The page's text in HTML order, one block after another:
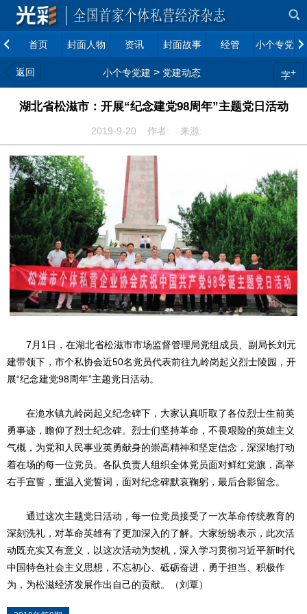
首页 封面人物 资讯 封面故事 经管 小个专党建
返回 小个专党建 > 党建动态 字+
湖北省松滋市：开展“纪念建党98周年”主题党日活动
2019-9-20 作者: 来源:
7月1日，在湖北省松滋市市场监督管理局党组成员、副局长刘元
建带领下，市个私协会近50名党员代表前往九岭岗起义烈士陵园，开
展“纪念建党98周年”主题党日活动。
在洈水镇九岭岗起义纪念碑下，大家认真听取了各位烈士生前英
勇事迹，瞻仰了烈士纪念碑。烈士们坚持革命，不畏艰险的英雄主义
气概，为党和人民事业英勇献身的崇高精神和坚定信念，深深地打动
着在场的每一位党员。各队负责人组织全体党员面对鲜红党旗，高举
右手宣誓，重温入党誓词，面对纪念碑默哀鞠躬，最后合影留念。
通过这次主题党日活动，每一位党员接受了一次革命传统教育的
深刻洗礼，对革命英雄有了更加深入的了解。大家纷纷表示，此次活
动既充实又有意义，以这次活动为契机，深入学习贯彻习近平新时代
中国特色社会主义思想，不忘初心、砥砺奋进，勇于担当、积极作
为，为松滋经济发展作出自己的贡献。（刘覃）